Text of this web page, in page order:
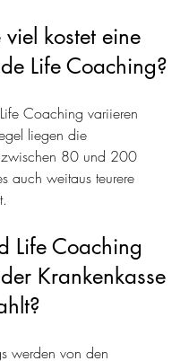
kostet eine
Life Coaching?
Coaching variieren
liegen die
zwischen 80 und 200
auch weitaus teurere
Life Coaching
Krankenkasse
werden von den